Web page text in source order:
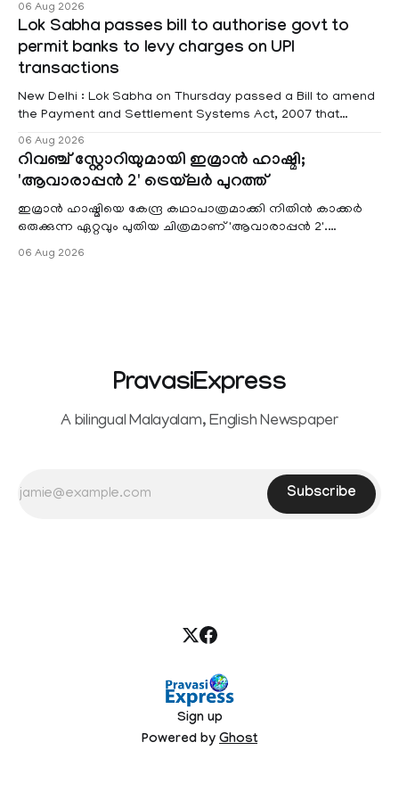
Kottayam, Wayanad and Kasaragod districts. Meanwhile, a
red alert remains in place on Thursday for Kottayam,
Pathanamtitta and Idukki districts. Following a red alert on
06 Aug 2026
Lok Sabha passes bill to authorise govt to
permit banks to levy charges on UPI
transactions
New Delhi : Lok Sabha on Thursday passed a Bill to amend
the Payment and Settlement Systems Act, 2007 that
service providers to levy charges on payments through
unified payments interface (UPI) and other notified
electronic payment modes. The amendment passed by the
06 Aug 2026
റിവഞ്ച് സ്റ്റോറിയുമായി ഇമ്രാൻ ഹാഷ്മി;
'ആവാരാപ്പൻ 2' ട്രെയ്‌ലർ പുറത്ത്
ഇമ്രാൻ ഹാഷ്മിയെ കേന്ദ്ര കഥാപാത്രമാക്കി നിതിൻ കാക്കർ
ഒരുക്കുന്ന ഏറ്റവും പുതിയ ചിത്രമാണ് 'ആവാരാപ്പൻ 2'.
06 Aug 2026
PravasiExpress
A bilingual Malayalam, English Newspaper
Subscribe
Sign up
Powered by Ghost